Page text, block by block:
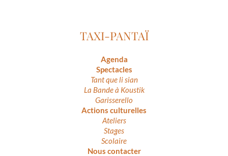
TAXI-PANTAÏ
Agenda
Spectacles
Tant que li sian
La Bande à Koustik
Garisserello
Actions culturelles
Ateliers
Stages
Scolaire
Nous contacter